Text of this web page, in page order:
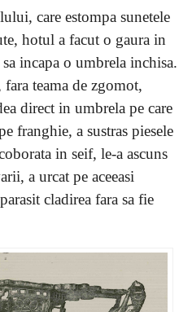
care estompa sunetele
hotul a facut o gaura in
incapa o umbrela inchisa.
teama de zgomot,
direct in umbrela pe care
franghie, a sustras piesele
in seif, le-a ascuns
a urcat pe aceeasi
cladirea fara sa fie